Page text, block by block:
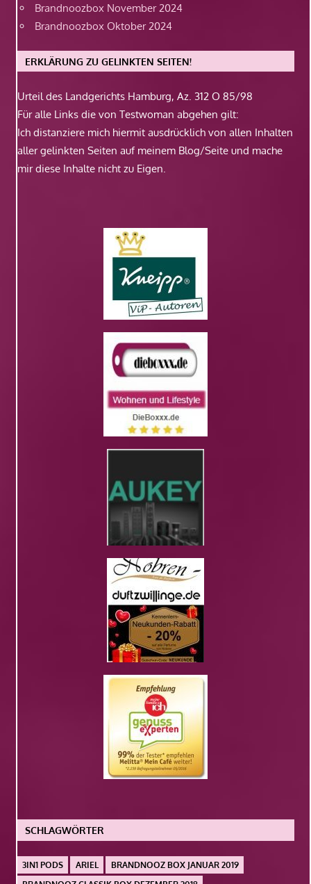
Brandnoozbox November 2024
Brandnoozbox Oktober 2024
ERKLÄRUNG ZU GELINKTEN SEITEN!
Urteil des Landgerichts Hamburg, Az. 312 O 85/98
Für alle Links die von Testwoman abgehen gilt:
Ich distanziere mich hiermit ausdrücklich von allen Inhalten
aller gelinkten Seiten auf meinem Blog/Seite und mache
mir diese Inhalte nicht zu Eigen.
SCHLAGWÖRTER
3IN1 PODS ARIEL
BRANDNOOZ BOX JANUAR 2019